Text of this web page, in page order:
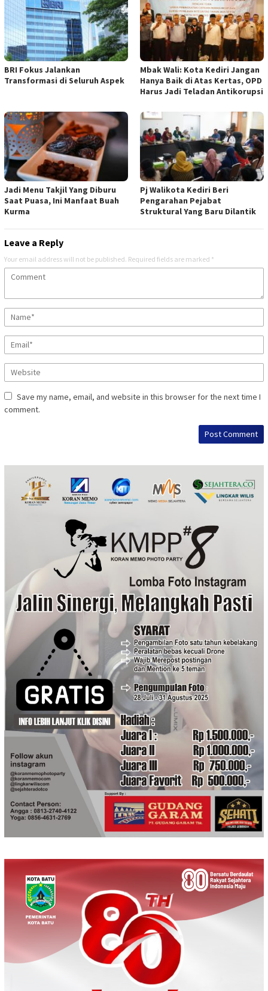
BRI Fokus Jalankan
Transformasi di Seluruh Aspek
Mbak Wali: Kota Kediri Jangan
Hanya Baik di Atas Kertas, OPD
Harus Jadi Teladan Antikorupsi
Jadi Menu Takjil Yang Diburu
Saat Puasa, Ini Manfaat Buah
Kurma
Pj Walikota Kediri Beri
Pengarahan Pejabat
Struktural Yang Baru Dilantik
Leave a Reply
Your email address will not be published. Required fields are marked *
Save my name, email, and website in this browser for the next time I
comment.